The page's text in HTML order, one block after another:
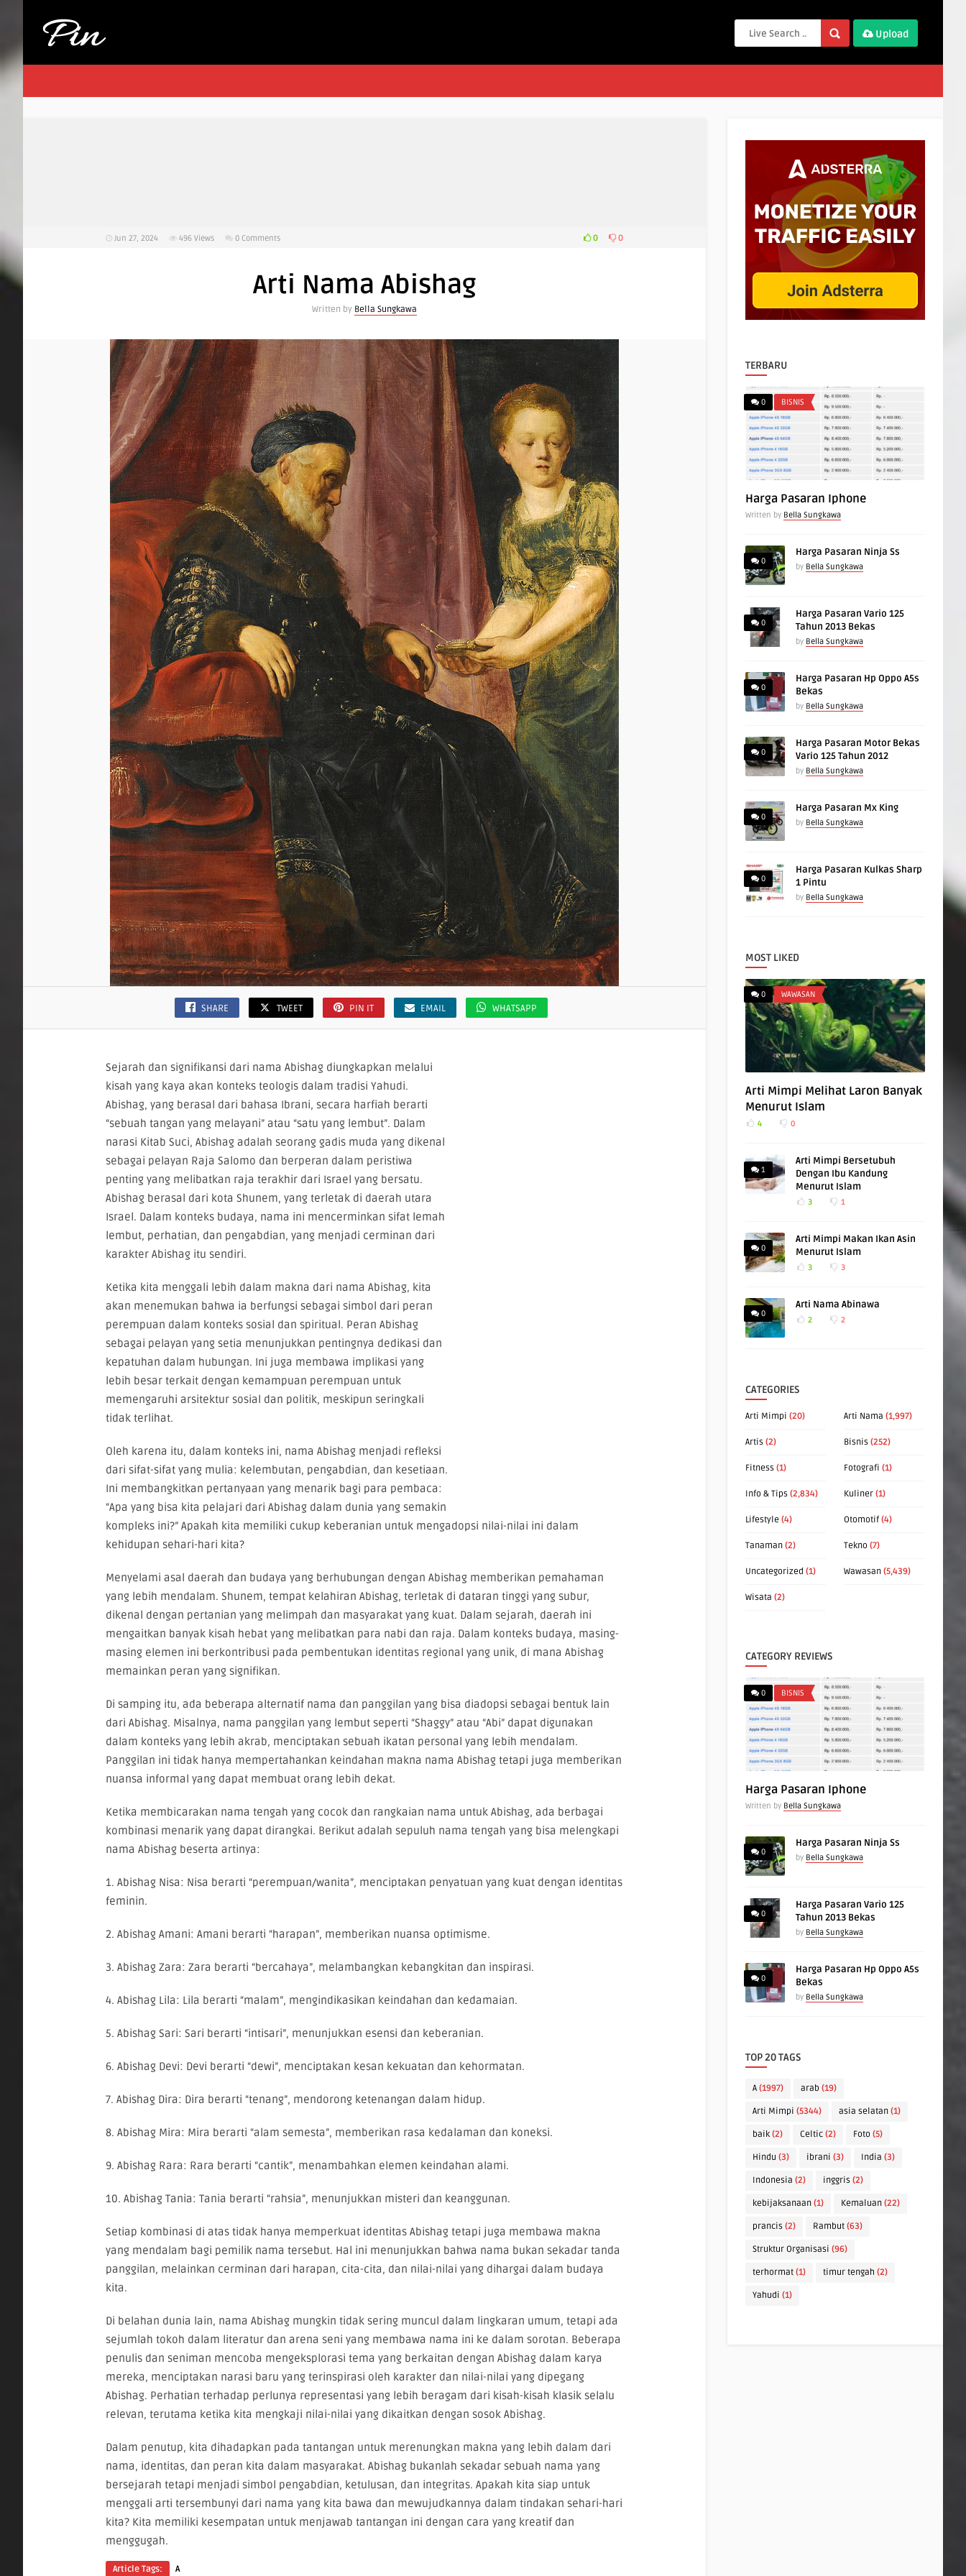
Upload
Jun 27, 2024 496 Views 0 Comments 0 0
Arti Nama Abishag
Written by Bella Sungkawa
SHARE TWEET PIN IT EMAIL WHATSAPP
Sejarah dan signifikansi dari nama Abishag diungkapkan melalui
kisah yang kaya akan konteks teologis dalam tradisi Yahudi.
Abishag, yang berasal dari bahasa Ibrani, secara harfiah berarti
“sebuah tangan yang melayani” atau “satu yang lembut”. Dalam
narasi Kitab Suci, Abishag adalah seorang gadis muda yang dikenal
sebagai pelayan Raja Salomo dan berperan dalam peristiwa
penting yang melibatkan raja terakhir dari Israel yang bersatu.
Abishag berasal dari kota Shunem, yang terletak di daerah utara
Israel. Dalam konteks budaya, nama ini mencerminkan sifat lemah
lembut, perhatian, dan pengabdian, yang menjadi cerminan dari
karakter Abishag itu sendiri.
Ketika kita menggali lebih dalam makna dari nama Abishag, kita
akan menemukan bahwa ia berfungsi sebagai simbol dari peran
perempuan dalam konteks sosial dan spiritual. Peran Abishag
sebagai pelayan yang setia menunjukkan pentingnya dedikasi dan
kepatuhan dalam hubungan. Ini juga membawa implikasi yang
lebih besar terkait dengan kemampuan perempuan untuk
memengaruhi arsitektur sosial dan politik, meskipun seringkali
tidak terlihat.
Oleh karena itu, dalam konteks ini, nama Abishag menjadi refleksi
dari sifat-sifat yang mulia: kelembutan, pengabdian, dan kesetiaan.
Ini membangkitkan pertanyaan yang menarik bagi para pembaca:
“Apa yang bisa kita pelajari dari Abishag dalam dunia yang semakin
kompleks ini?” Apakah kita memiliki cukup keberanian untuk mengadopsi nilai-nilai ini dalam
kehidupan sehari-hari kita?
Menyelami asal daerah dan budaya yang berhubungan dengan Abishag memberikan pemahaman
yang lebih mendalam. Shunem, tempat kelahiran Abishag, terletak di dataran tinggi yang subur,
dikenal dengan pertanian yang melimpah dan masyarakat yang kuat. Dalam sejarah, daerah ini
mengaitkan banyak kisah hebat yang melibatkan para nabi dan raja. Dalam konteks budaya, masing-
masing elemen ini berkontribusi pada pembentukan identitas regional yang unik, di mana Abishag
memainkan peran yang signifikan.
Di samping itu, ada beberapa alternatif nama dan panggilan yang bisa diadopsi sebagai bentuk lain
dari Abishag. Misalnya, nama panggilan yang lembut seperti “Shaggy” atau “Abi” dapat digunakan
dalam konteks yang lebih akrab, menciptakan sebuah ikatan personal yang lebih mendalam.
Panggilan ini tidak hanya mempertahankan keindahan makna nama Abishag tetapi juga memberikan
nuansa informal yang dapat membuat orang lebih dekat.
Ketika membicarakan nama tengah yang cocok dan rangkaian nama untuk Abishag, ada berbagai
kombinasi menarik yang dapat dirangkai. Berikut adalah sepuluh nama tengah yang bisa melengkapi
nama Abishag beserta artinya:
1. Abishag Nisa: Nisa berarti “perempuan/wanita”, menciptakan penyatuan yang kuat dengan identitas
feminin.
2. Abishag Amani: Amani berarti “harapan”, memberikan nuansa optimisme.
3. Abishag Zara: Zara berarti “bercahaya”, melambangkan kebangkitan dan inspirasi.
4. Abishag Lila: Lila berarti “malam”, mengindikasikan keindahan dan kedamaian.
5. Abishag Sari: Sari berarti “intisari”, menunjukkan esensi dan keberanian.
6. Abishag Devi: Devi berarti “dewi”, menciptakan kesan kekuatan dan kehormatan.
7. Abishag Dira: Dira berarti “tenang”, mendorong ketenangan dalam hidup.
8. Abishag Mira: Mira berarti “alam semesta”, memberikan rasa kedalaman dan koneksi.
9. Abishag Rara: Rara berarti “cantik”, menambahkan elemen keindahan alami.
10. Abishag Tania: Tania berarti “rahsia”, menunjukkan misteri dan keanggunan.
Setiap kombinasi di atas tidak hanya memperkuat identitas Abishag tetapi juga membawa makna
yang mendalam bagi pemilik nama tersebut. Hal ini menunjukkan bahwa nama bukan sekadar tanda
panggilan, melainkan cerminan dari harapan, cita-cita, dan nilai-nilai yang dihargai dalam budaya
kita.
Di belahan dunia lain, nama Abishag mungkin tidak sering muncul dalam lingkaran umum, tetapi ada
sejumlah tokoh dalam literatur dan arena seni yang membawa nama ini ke dalam sorotan. Beberapa
penulis dan seniman mencoba mengeksplorasi tema yang berkaitan dengan Abishag dalam karya
mereka, menciptakan narasi baru yang terinspirasi oleh karakter dan nilai-nilai yang dipegang
Abishag. Perhatian terhadap perlunya representasi yang lebih beragam dari kisah-kisah klasik selalu
relevan, terutama ketika kita mengkaji nilai-nilai yang dikaitkan dengan sosok Abishag.
Dalam penutup, kita dihadapkan pada tantangan untuk merenungkan makna yang lebih dalam dari
nama, identitas, dan peran kita dalam masyarakat. Abishag bukanlah sekadar sebuah nama yang
bersejarah tetapi menjadi simbol pengabdian, ketulusan, dan integritas. Apakah kita siap untuk
menggali arti tersembunyi dari nama yang kita bawa dan mewujudkannya dalam tindakan sehari-hari
kita? Kita memiliki kesempatan untuk menjawab tantangan ini dengan cara yang kreatif dan
menggugah.
Article Tags: A
TERBARU
0 BISNIS
Harga Pasaran Iphone
Written by Bella Sungkawa
0
Harga Pasaran Ninja Ss
by Bella Sungkawa
0
Harga Pasaran Vario 125
Tahun 2013 Bekas
by Bella Sungkawa
0
Harga Pasaran Hp Oppo A5s
Bekas
by Bella Sungkawa
0
Harga Pasaran Motor Bekas
Vario 125 Tahun 2012
by Bella Sungkawa
0
Harga Pasaran Mx King
by Bella Sungkawa
0
Harga Pasaran Kulkas Sharp
1 Pintu
by Bella Sungkawa
MOST LIKED
0 WAWASAN
Arti Mimpi Melihat Laron Banyak
Menurut Islam
4 0
1
Arti Mimpi Bersetubuh
Dengan Ibu Kandung
Menurut Islam
3 1
0
Arti Mimpi Makan Ikan Asin
Menurut Islam
3 3
0
Arti Nama Abinawa
2 2
CATEGORIES
Arti Mimpi (20) Arti Nama (1,997)
Artis (2) Bisnis (252)
Fitness (1) Fotografi (1)
Info & Tips (2,834) Kuliner (1)
Lifestyle (4) Otomotif (4)
Tanaman (2) Tekno (7)
Uncategorized (1) Wawasan (5,439)
Wisata (2)
CATEGORY REVIEWS
0 BISNIS
Harga Pasaran Iphone
Written by Bella Sungkawa
0
Harga Pasaran Ninja Ss
by Bella Sungkawa
0
Harga Pasaran Vario 125
Tahun 2013 Bekas
by Bella Sungkawa
0
Harga Pasaran Hp Oppo A5s
Bekas
by Bella Sungkawa
TOP 20 TAGS
A (1997) arab (19)
Arti Mimpi (5344) asia selatan (1)
baik (2) Celtic (2) Foto (5)
Hindu (3) ibrani (3) India (3)
Indonesia (2) inggris (2)
kebijaksanaan (1) Kemaluan (22)
prancis (2) Rambut (63)
Struktur Organisasi (96)
terhormat (1) timur tengah (2)
Yahudi (1)